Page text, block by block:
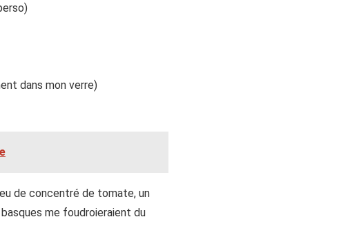
dans mon verre)
de concentré de tomate, un
me foudroieraient du